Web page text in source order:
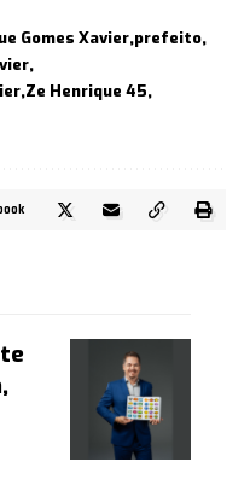
Gomes Xavier prefeito
Ze Henrique 45